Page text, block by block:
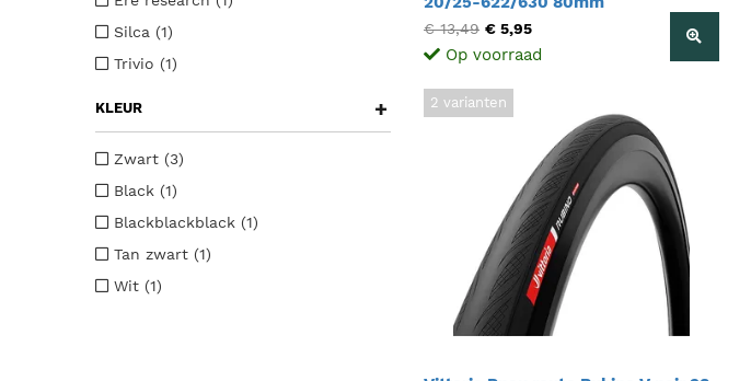
Silca (1)
Trivio (1)
KLEUR +
Zwart (3)
Black (1)
Blackblackblack (1)
Tan zwart (1)
Wit (1)
€ 13,49 € 5,95
Op voorraad
2 varianten